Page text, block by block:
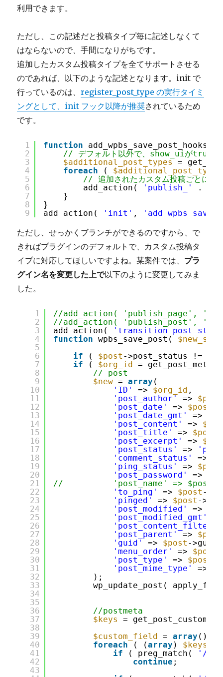
利用できます。
ただし、この記述だと投稿タイプ毎に記述しなくて
はならないので、手間になりがちです。
追加したカスタム投稿タイプを全てサポートさせる
のであれば、以下のような記述となります。init で
行っているのは、register_post_type の実行タイミ
ングとして、init フック以降が推奨されているため
です。
1
2
3
4
5
6
7
8
9
function
// デフォルト以外で、show_uiがtrue（管
$additional_post_types
=
foreach
( $additional_post_types
// 追加されたカスタム投稿ごとにフ
add_action(
'publish_' .
}
}
add_action(
'init' ,
ただし、せっかくブランチができるのですから、で
きればプラグインのデフォルトで、カスタム投稿タ
イプに対応してほしいですよね。某案件では、 プラ
グイン名を変更した上で以下のように変更してみま
した。
1
2
3
4
5
6
7
8
9
10
11
12
13
14
15
16
17
18
19
20
21
22
23
24
25
26
27
28
29
30
31
32
33
34
35
36
37
38
39
40
41
42
43
//add_action( 'publish_page',
//add_action( 'publish_post',
add_action(
function
wpbs_save_post(
if
( $post ->post_status !=
if
( $org_id = get_post_meta(
// post
$new = array (
'ID'
=> $org_id ,
'post_author'
=> $post
'post_date'
=> $post
'post_date_gmt'
=>
'post_content'
=>
'post_title'
=> $post
'post_excerpt'
=>
'post_status'
=>
'comment_status'
=>
'ping_status'
=> $post
'post_password'
=>
//          'post_name' => $post-
'to_ping'
=> $post -
'pinged'
=> $post -
'post_modified'
=>
'post_modified_gmt'
'post_parent'
=> $post
'guid'
=> $post ->guid,
'menu_order'
=> $post
'post_type'
=> $post
'post_mime_type'
=>
);
wp_update_post(
//postmeta
$keys
=
$custom_field
= array ();
foreach
( (array ) $keys
if
( preg_match(
'/
continue ;